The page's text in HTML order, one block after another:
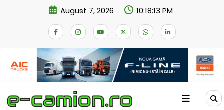
August 7, 2026 10:18:13 PM